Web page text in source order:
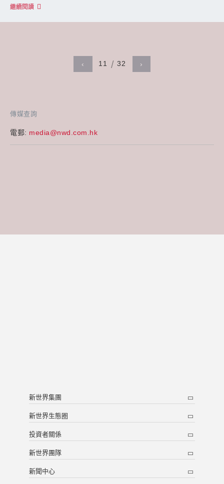
傳媒查詢
電郵: media@nwd.com.hk
繼續閱讀
‹ 11 32 ›
新世界集團
新世界生態圈
投資者關係
新世界團隊
新聞中心